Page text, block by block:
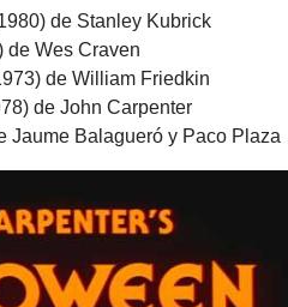
de Stanley Kubrick
de Wes Craven
de William Friedkin
de John Carpenter
Jaume Balagueró y Paco Plaza